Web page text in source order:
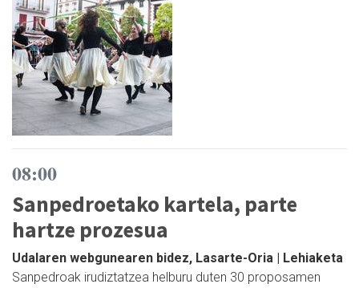
08:00
Sanpedroetako kartela, parte
hartze prozesua
Udalaren webgunearen bidez, Lasarte-Oria | Lehiaketa
Sanpedroak irudiztatzea helburu duten 30 proposamen